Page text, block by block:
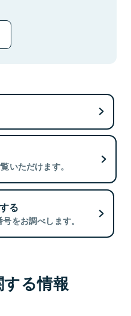
いただけます。
る
をお調べします。
る情報